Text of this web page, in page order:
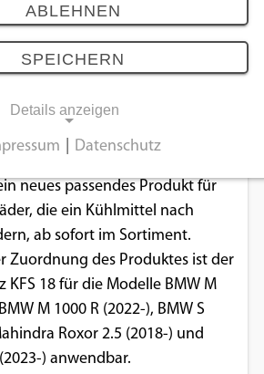
Neuer Kühlerfrostschutz
für BMW Motorräder.
neues passendes Produkt für
die ein Kühlmittel nach
ab sofort im Sortiment.
Zuordnung des Produktes ist der
KFS 18 für die Modelle BMW M
M 1000 R (2022-), BMW S
Roxor 2.5 (2018-) und
) anwendbar.
ABLEHNEN
SPEICHERN
Details anzeigen
Cookies ermöglichen
Funktionen und sind für die
Funktion der Website
Cookie
Datenschutz